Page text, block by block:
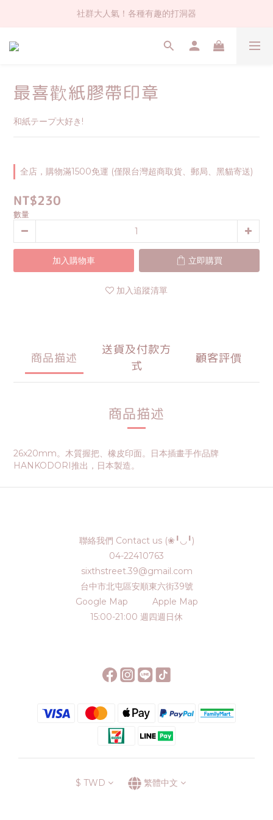
社群大人氣！各種有趣的打洞器
社群大人氣！各種有趣的打洞器
超值$59人氣日本製貼紙！還不買爆
社群大人氣！各種有趣的打洞器
最喜歡紙膠帶印章
和紙テープ大好き!
全店，購物滿1500免運 (僅限台灣超商取貨、郵局、黑貓寄送)
NT$230
數量
加入購物車 立即購買
加入追蹤清單
商品描述
送貨及付款方
式
顧客評價
商品描述
26x20mm。木質握把、橡皮印面。日本插畫手作品牌
HANKODORI推出，日本製造。
聯絡我們 Contact us (❀╹◡╹)
04-22410763
sixthstreet.39@gmail.com
台中市北屯區安順東六街39號
Google Map
Apple Map
15:00-21:00 週四週日休
$ TWD 繁體中文